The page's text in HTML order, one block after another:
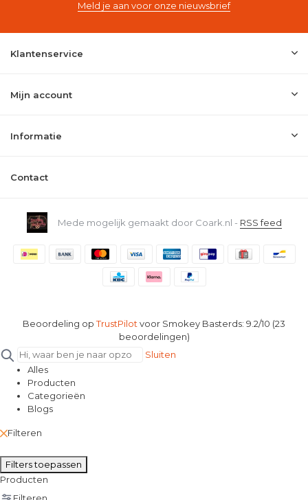
Meld je aan voor onze nieuwsbrief
Klantenservice
Mijn account
Informatie
Contact
Mede mogelijk gemaakt door Coark.nl - RSS feed
Beoordeling opTrustPilot voor Smokey Basterds: 9.2/10 (23
beoordelingen)
Sluiten
Alles
Producten
Categorieën
Blogs
Filteren
Filters toepassen
Producten